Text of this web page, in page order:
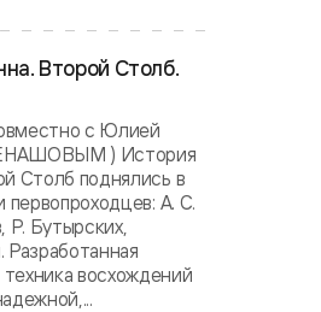
Второй Столб.
с Юлией
) История
Столб поднялись в
первопроходцев: А. С.
Р. Бутырских,
восхождений